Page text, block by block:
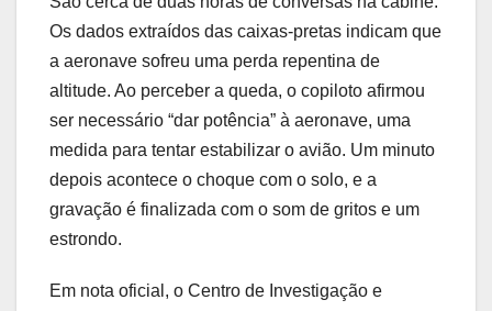
Os dados extraídos das caixas-pretas indicam que
a aeronave sofreu uma perda repentina de
altitude. Ao perceber a queda, o copiloto afirmou
ser necessário “dar potência” à aeronave, uma
medida para tentar estabilizar o avião. Um minuto
depois acontece o choque com o solo, e a
gravação é finalizada com o som de gritos e um
estrondo.
Em nota oficial, o Centro de Investigação e